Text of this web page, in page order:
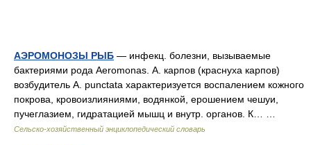
АЭРОМОНОЗЫ РЫБ — инфекц. болезни, вызываемые
бактериями рода Aeromonas. А. карпов (краснуха карпов)
возбудитель A. punctata характеризуется воспалением кожного
покрова, кровоизлияниями, водянкой, ерошением чешуи,
пучеглазием, гидратацией мышц и внутр. органов. К… …
Сельско-хозяйственный энциклопедический словарь